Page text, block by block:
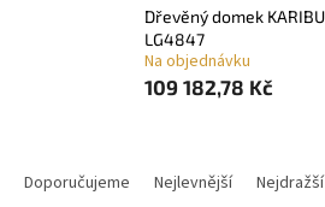
dřevěný domek KARIBU DICE 1 (50548) natur
LG4847
Na objednávku
109 182,78 Kč
Doporučujeme Nejlevnější Nejdražší